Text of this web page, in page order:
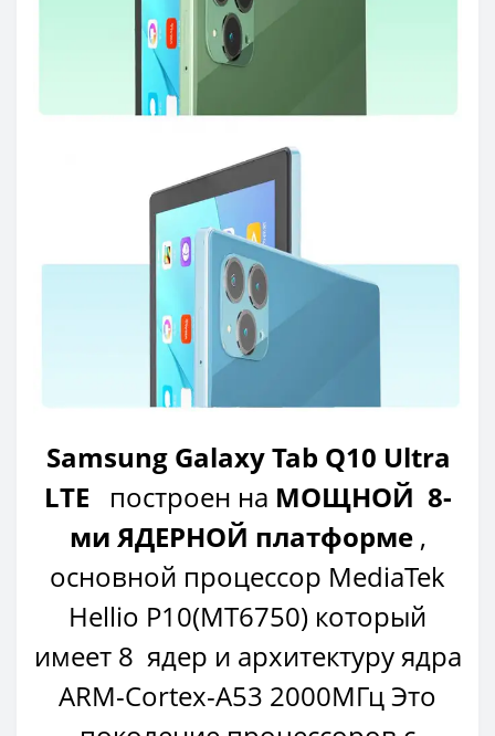
Samsung Galaxy Tab Q10 Ultra
LTE
построен на МОЩНОЙ 8-
ми ЯДЕРНОЙ платформе ,
основной процессор MediaTek
Hellio P10(MT6750) который
имеет 8 ядер и архитектуру ядра
ARM-Cortex-A53 2000МГц Это